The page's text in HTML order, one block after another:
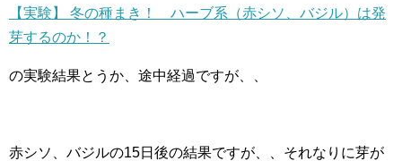
【実験】 冬の種まき！ ハーブ系（赤シソ、バジル）は発
芽するのか！？
の実験結果とうか、途中経過ですが、、
赤シソ、バジルの15日後の結果ですが、、それなりに芽が